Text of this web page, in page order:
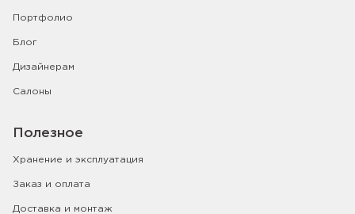
Портфолио
Блог
Дизайнерам
Салоны
Полезное
Хранение и эксплуатация
Заказ и оплата
Доставка и монтаж